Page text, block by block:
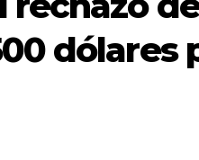
dólares